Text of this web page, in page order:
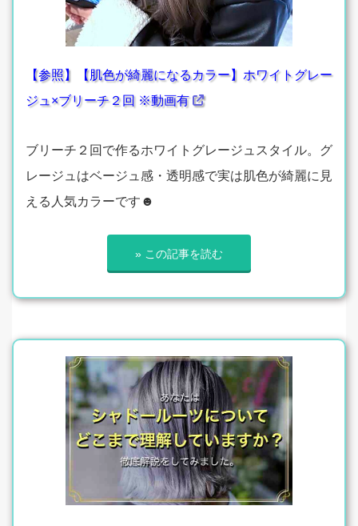
【参照】【肌色が綺麗になるカラー】ホワイトグレー
ジュ×ブリーチ２回 ※動画有
ブリーチ２回で作るホワイトグレージュスタイル。グ
レージュはベージュ感・透明感で実は肌色が綺麗に見
える人気カラーです☻
» この記事を読む